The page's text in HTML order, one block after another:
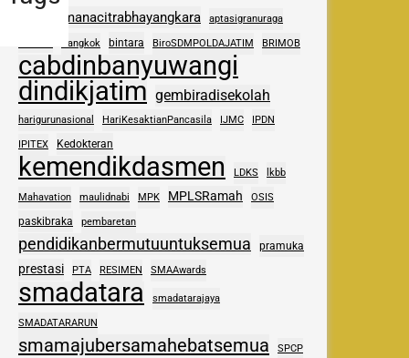
adhipramanacitrabhayangkara aptasigranuraga
Bangkok bintara BiroSDMPOLDAJATIM BRIMOB
cabdinbanyuwangi
dindikjatim gembiradisekolah
harigurunasional HariKesaktianPancasila IJMC IPDN
IPITEX Kedokteran
kemendikdasmen LDKS lkbb
Mahavation maulidnabi MPK MPLSRamah OSIS
paskibraka pembaretan
pendidikanbermutuuntuksemua pramuka
prestasi PTA RESIMEN SMAAwards
smadatara smadatarajaya
SMADATARARUN
smamajubersamahebatsemua SPCP